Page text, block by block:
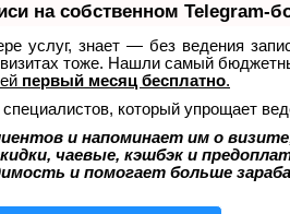
на собственном Telegram-
услуг, знает — без ведения
визитах тоже. Нашли самый
первый месяц бесплатно.
который упрощает
и напоминает им о
чаевые, кэшбэк и
и помогает больше